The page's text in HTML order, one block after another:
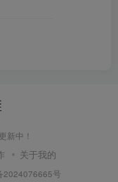
新中！
关于我的
2024076665号